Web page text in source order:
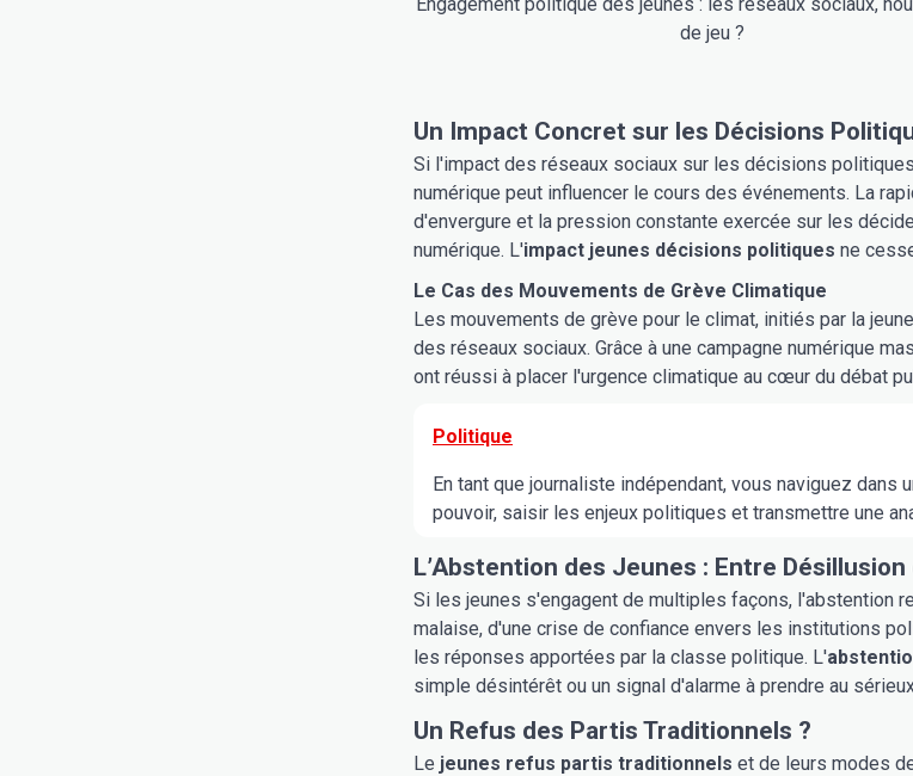
de jeu ?
Un Impact Concret sur les Décisions
Si l'impact des réseaux sociaux sur les décisions
numérique peut influencer le cours des événements. La
d'envergure et la pression constante exercée sur les
numérique. L'impact jeunes décisions politiques ne
Le Cas des Mouvements de Grève Climatique
Les mouvements de grève pour le climat, initiés par la
des réseaux sociaux. Grâce à une campagne numérique
ont réussi à placer l'urgence climatique au cœur du débat
Politique
En tant que journaliste indépendant, vous naviguez
pouvoir, saisir les enjeux politiques et transmettre une
L’Abstention des Jeunes : Entre
Si les jeunes s'engagent de multiples façons, l'abstention
malaise, d'une crise de confiance envers les institutions
les réponses apportées par la classe politique. L'
simple désintérêt ou un signal d'alarme à prendre au
Un Refus des Partis Traditionnels ?
Le jeunes refus partis traditionnels et de leurs modes